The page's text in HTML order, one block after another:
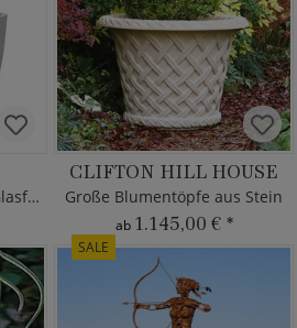
Große Blumenkübel aus Glasfaser-Beton
CLIFTON HILL HOUSE
Große Blumentöpfe aus Stein
ab 1.145,00 € *
SALE